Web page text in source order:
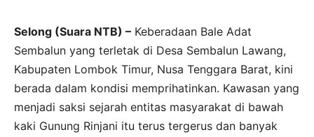
Selong (Suara NTB) – Keberadaan Bale Adat
Sembalun yang terletak di Desa Sembalun Lawang,
Kabupaten Lombok Timur, Nusa Tenggara Barat, kini
berada dalam kondisi memprihatinkan. Kawasan yang
menjadi saksi sejarah entitas masyarakat di bawah
kaki Gunung Rinjani itu terus tergerus dan banyak